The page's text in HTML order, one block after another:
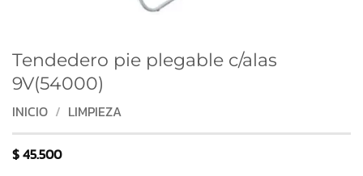
Tendedero pie plegable c/alas
9V(54000)
INICIO / LIMPIEZA
$45.500